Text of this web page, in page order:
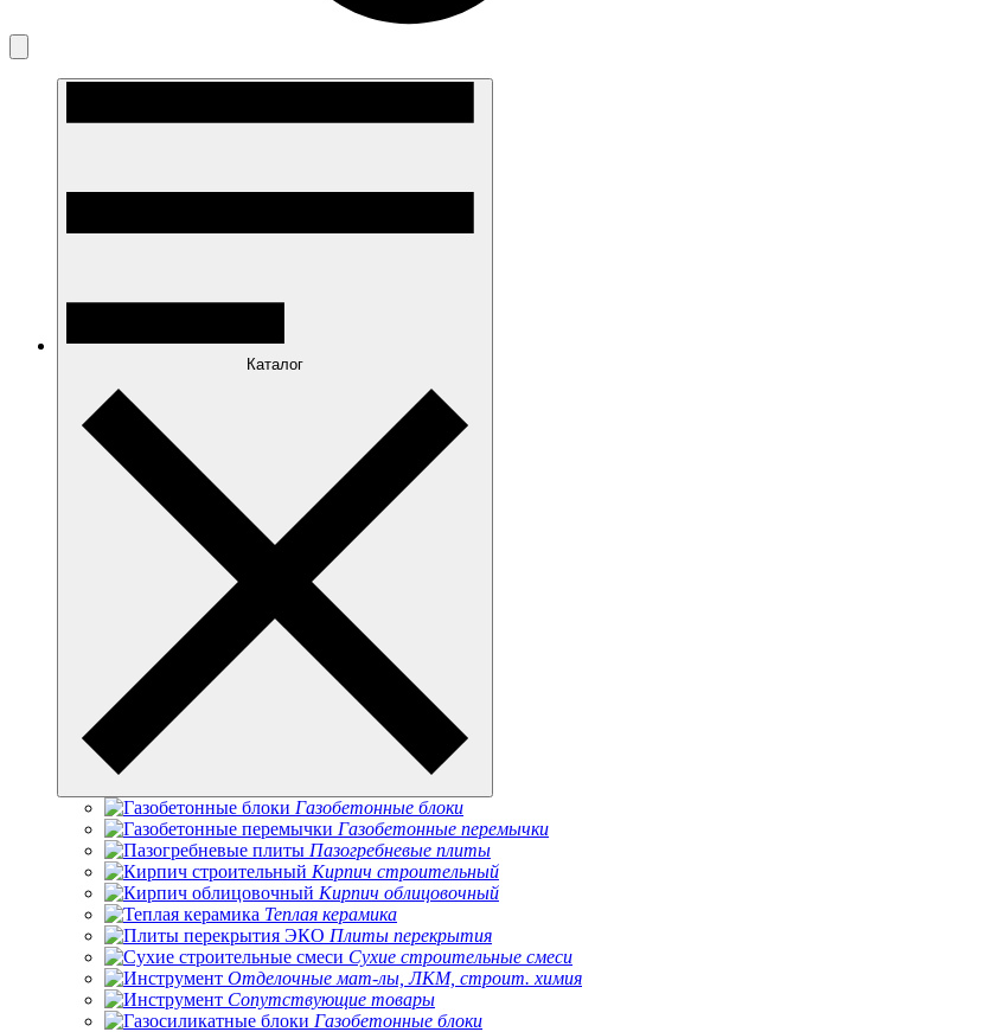
Каталог
Газобетонные блоки
Газобетонные перемычки
Пазогребневые плиты
Кирпич строительный
Кирпич облицовочный
Теплая керамика
Плиты перекрытия
Сухие строительные смеси
Отделочные мат-лы, ЛКМ, строит. химия
Сопутствующие товары
Газобетонные блоки